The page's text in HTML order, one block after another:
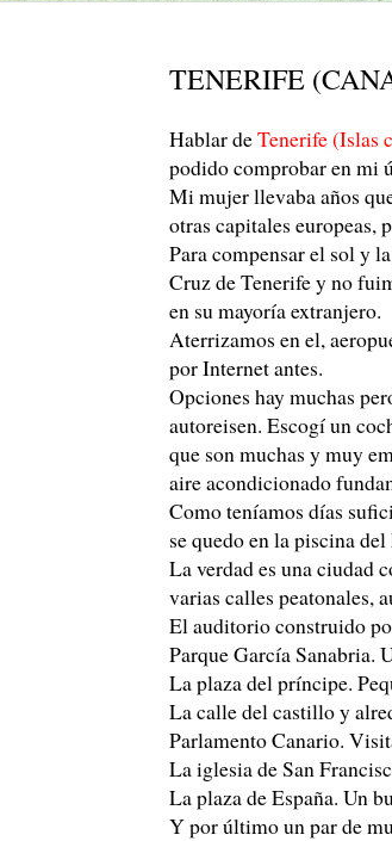
TENERIFE
Hablar deTenerife (Islas
podido comprobar en mi
Mi mujer llevaba años
otras capitales europeas,
Para compensar el sol y
Cruz de Tenerife y no
en su mayoría extranjero.
Aterrizamos en el,
por Internet antes.
Opciones hay muchas
autoreisen. Escogí un
que son muchas y muy
aire acondicionado
Como teníamos días
se quedo en la piscina
La verdad es una ciudad
varias calles peatonales,
El auditorio construido
Parque García Sanabria.
La plaza del príncipe.
La calle del castillo y
Parlamento Canario.
La iglesia de San
La plaza de España. Un
Y por último un par de